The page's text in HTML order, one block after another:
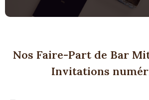
Nos Faire-Part de Bar
Invitations